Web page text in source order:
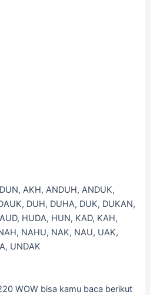
AKH, ANDUH, ANDUK,
DUH, DUHA, DUK, DUKAN,
HUDA, HUN, KAD, KAH,
NAHU, NAK, NAU, UAK,
UNDAK
WOW bisa kamu baca berikut